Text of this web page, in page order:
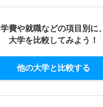
学費や就職などの項目別に、
大学を比較してみよう！
他の大学と比較する